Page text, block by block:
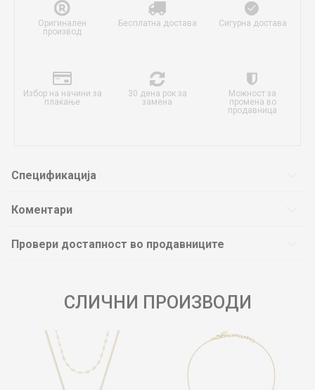
Оригинален
производ
Бесплатна достава Сигурна достава
Избор на начини за
плаќање
30 дена рок за
замена
Можност за
промена во
продавница
Спецификација
Коментари
Провери достапност во продавниците
СЛИЧНИ ПРОИЗВОДИ